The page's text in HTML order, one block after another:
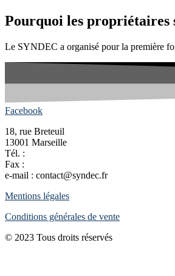
Pourquoi les propriétaires
Le SYNDEC a organisé pour la première
Facebook
18, rue Breteuil
13001 Marseille
Tél. :
Fax :
e-mail : contact@syndec.fr
Mentions légales
Conditions générales de vente
© 2023 Tous droits réservés